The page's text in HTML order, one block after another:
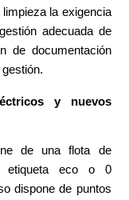
la exigencia
adecuada de
de documentación
y nuevos
de una flota de
etiqueta eco o 0
dispone de puntos